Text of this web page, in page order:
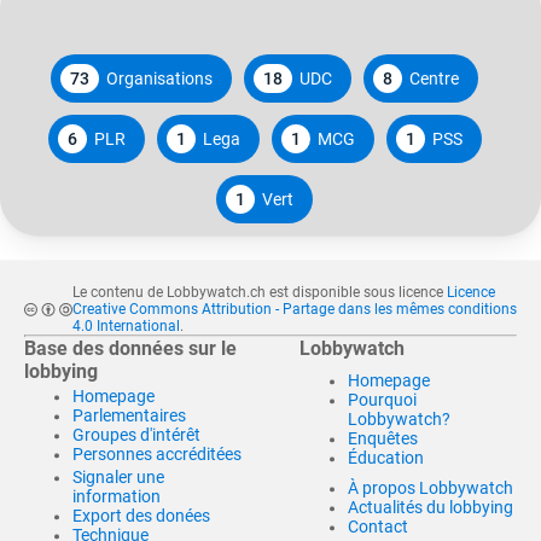
73 Organisations 18 UDC 8 Centre
6 PLR 1 Lega 1 MCG 1 PSS
1 Vert
Le contenu de Lobbywatch.ch est disponible sous licence Licence
Creative Commons Attribution - Partage dans les mêmes conditions
4.0 International .
Base des données sur le
lobbying
Homepage
Parlementaires
Groupes d'intérêt
Personnes accréditées
Signaler une
information
Export des donées
Technique
Lobbywatch
Homepage
Pourquoi
Lobbywatch?
Enquêtes
Éducation
À propos Lobbywatch
Actualités du lobbying
Contact